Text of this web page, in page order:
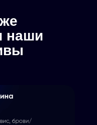
наши